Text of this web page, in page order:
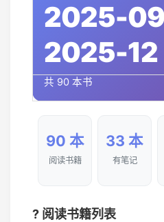
2025-
2025-12
共 90 本书
90 本
阅读书籍
33 本
有笔记
? 阅读书籍列表